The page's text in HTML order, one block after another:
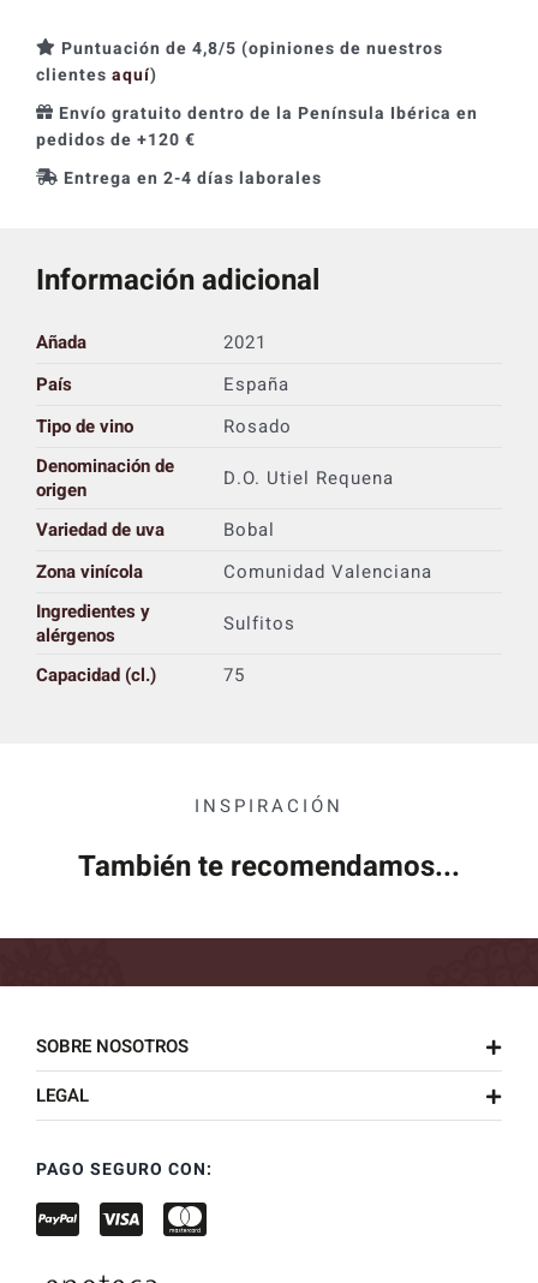
Puntuación de 4,8/5 (opiniones de nuestros
clientes aquí)
Envío gratuito dentro de la Península Ibérica en
pedidos de +120 €
Entrega en 2-4 días laborales
Información adicional
Añada
2021
País
España
Tipo de vino
Rosado
Denominación de
origen
D.O. Utiel Requena
Variedad de uva
Bobal
Zona vinícola
Comunidad Valenciana
Ingredientes y
alérgenos
Sulfitos
Capacidad (cl.)
75
INSPIRACIÓN
También te recomendamos...
SOBRE NOSOTROS
LEGAL
PAGO SEGURO CON: